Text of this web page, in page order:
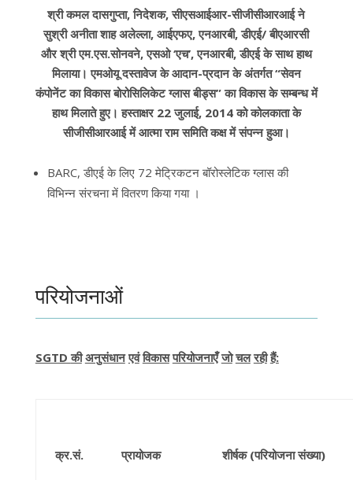
श्री कमल दासगुप्ता, निदेशक, सीएसआईआर-सीजीसीआरआई ने
सुश्री अनीता शाह अलेल्ला, आईएफए, एनआरबी, डीएई/ बीएआरसी
और श्री एम.एस.सोनवने, एसओ ‘एच’, एनआरबी, डीएई के साथ हाथ
मिलाया। एमओयू दस्तावेज के आदान-प्रदान के अंतर्गत “सेवन
कंपोनेंट का विकास बोरोसिलिकेट ग्लास बीड्स” का विकास के सम्बन्ध में
हाथ मिलाते हुए। हस्ताक्षर 22 जुलाई, 2014 को कोलकाता के
सीजीसीआरआई में आत्मा राम समिति कक्ष में संपन्न हुआ।
BARC, डीएई के लिए 72 मेट्रिकटन बॉरोस्लेटिक ग्लास की
विभिन्न संरचना में वितरण किया गया ।
परियोजनाओं
SGTDकी अनुसंधान एवं विकास परियोजनाएँ जो चल रही हैं:
क्र.सं. प्रायोजक शीर्षक (परियोजना संख्या)